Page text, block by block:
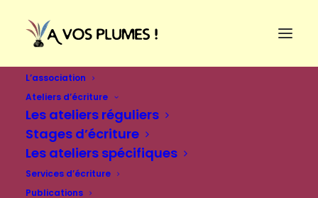
L’association
Ateliers d’écriture
Les ateliers réguliers
Stages d’écriture
Les ateliers spécifiques
Services d’écriture
Publications